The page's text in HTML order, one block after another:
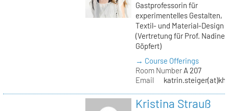
Gastprofessorin für
experimentelles Gestalten,
Textil- und Material-Design
(Vertretung für Prof. Nadine
Göpfert)
→ Course Offerings
Room NumberA 207
Email
Kristina Strauß